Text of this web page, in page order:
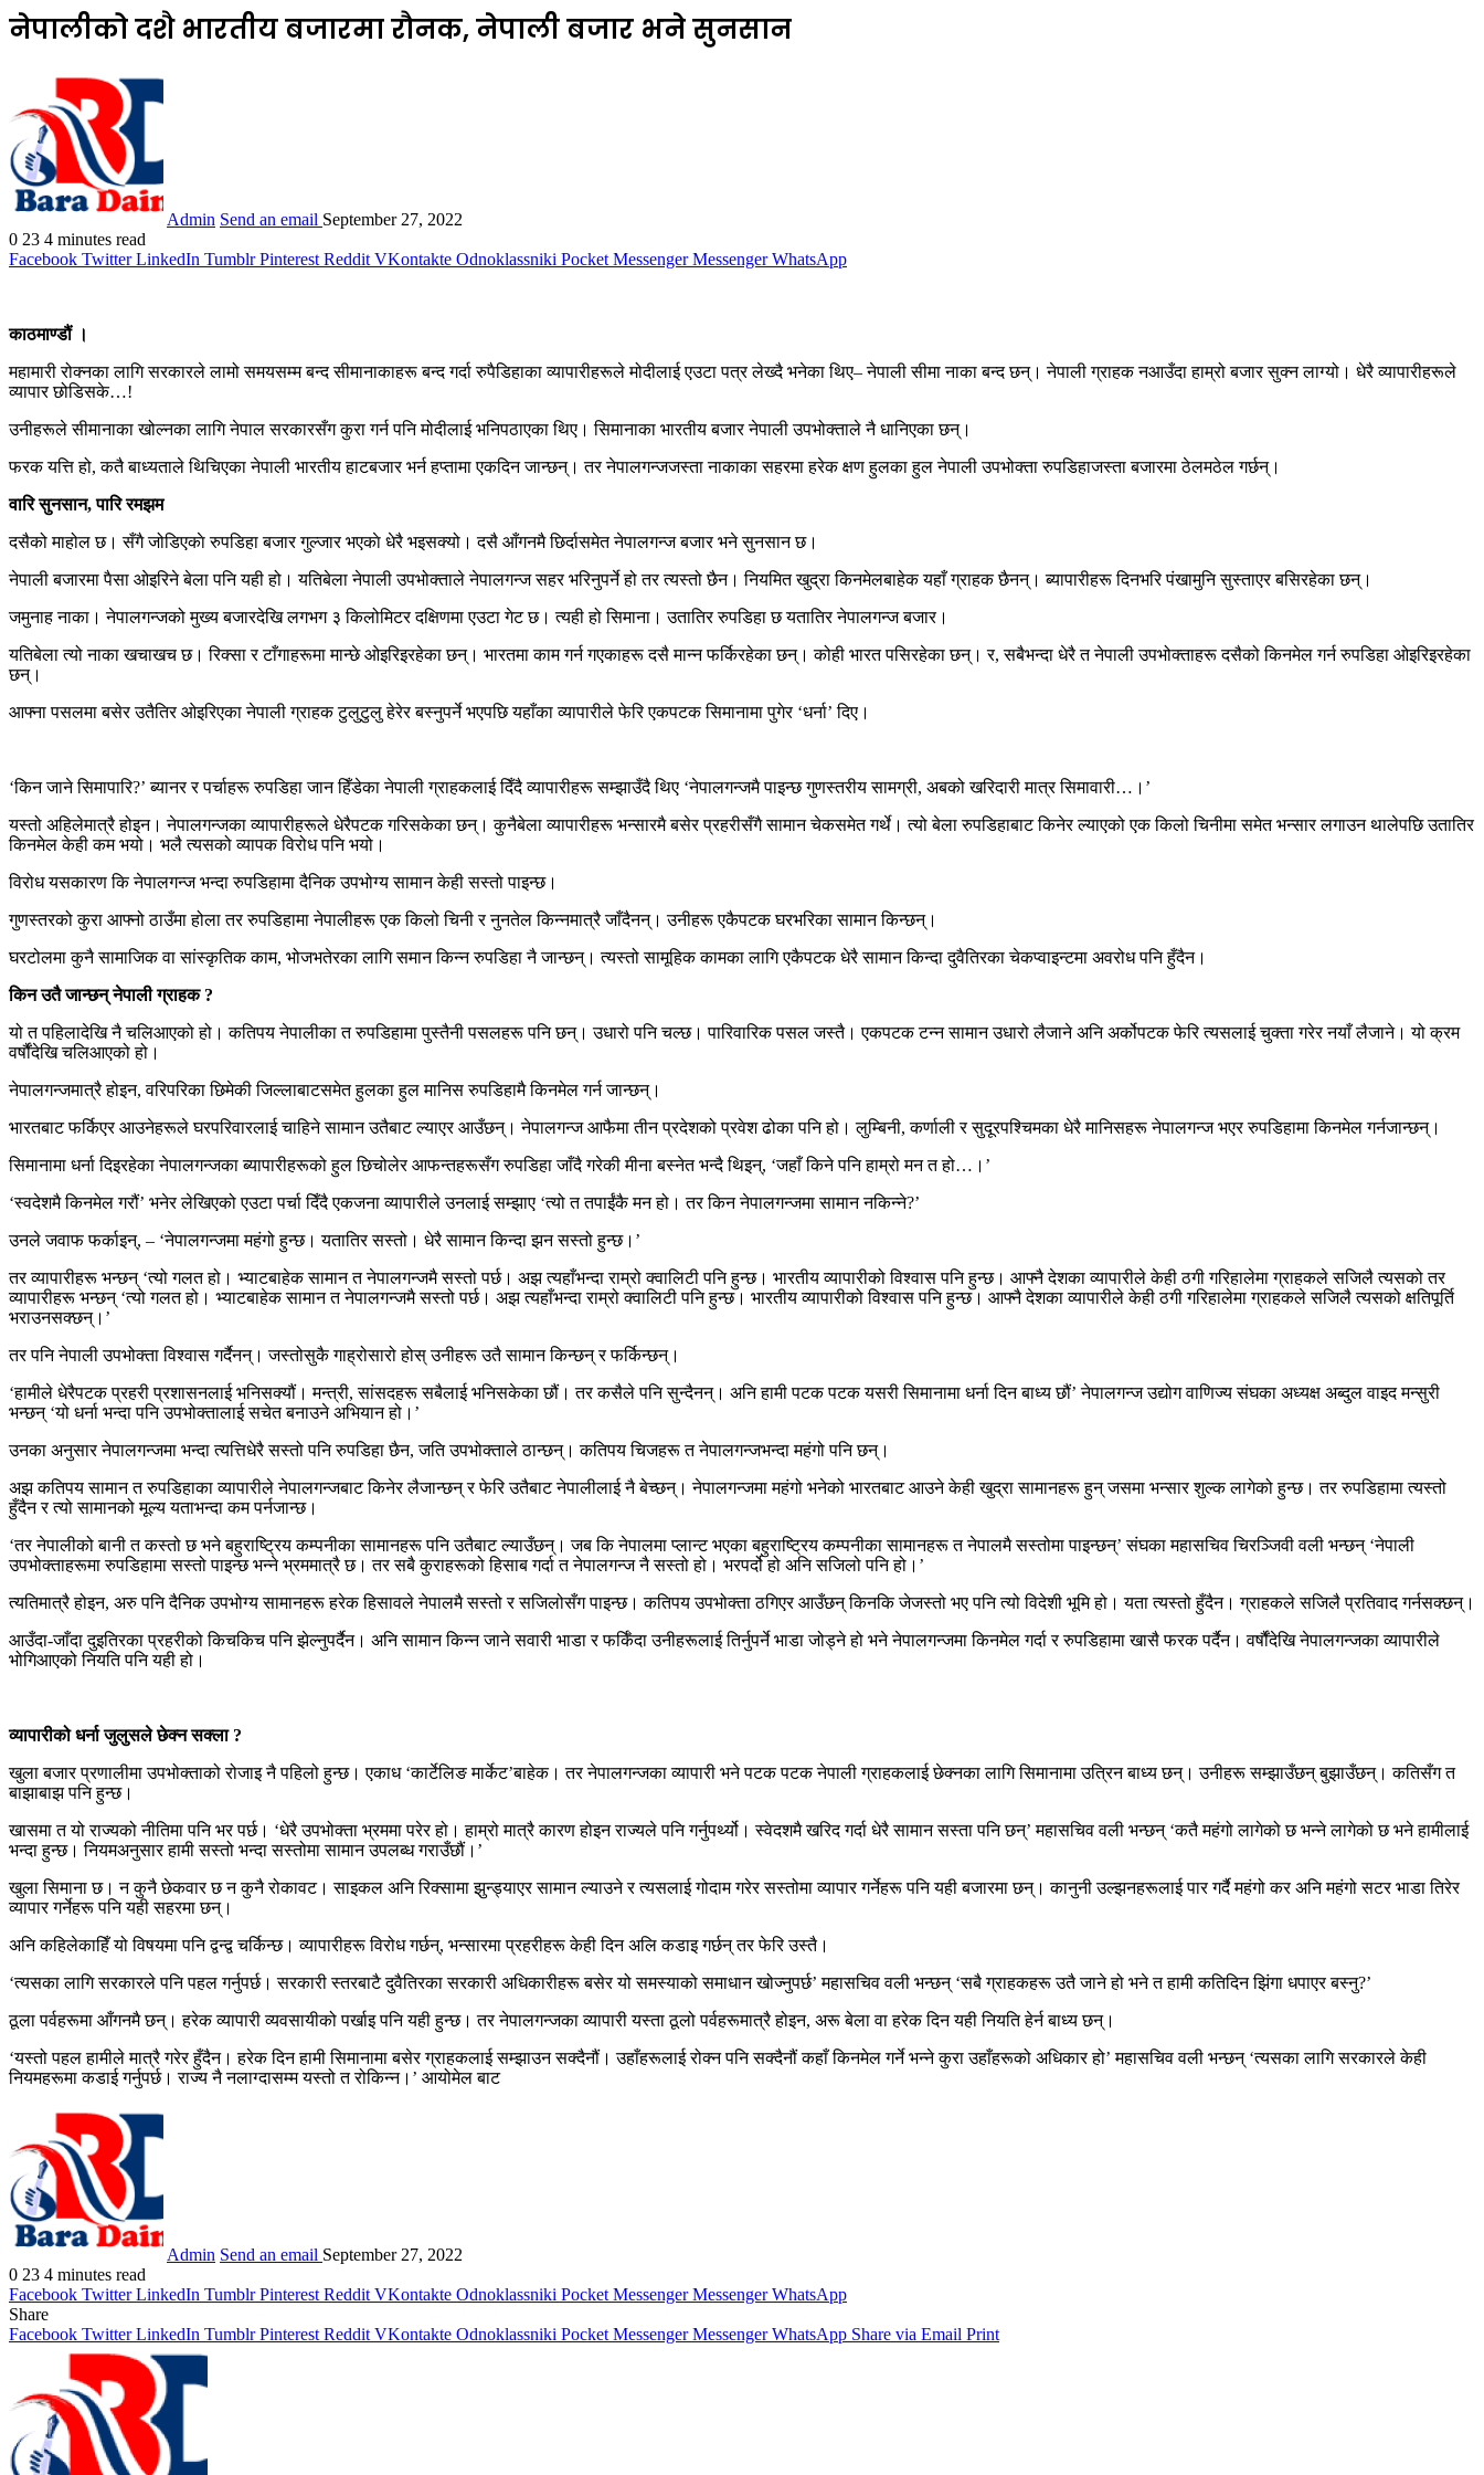
नेपालीको दशै भारतीय बजारमा रौनक, नेपाली बजार भने सुनसान
Admin Send an email September 27, 2022
0 23 4 minutes read
Facebook Twitter LinkedIn Tumblr Pinterest Reddit VKontakte Odnoklassniki Pocket Messenger Messenger WhatsApp
काठमाण्डौं ।
महामारी रोक्नका लागि सरकारले लामो समयसम्म बन्द सीमानाकाहरू बन्द गर्दा रुपैडिहाका व्यापारीहरूले मोदीलाई एउटा पत्र लेख्दै भनेका थिए– नेपाली सीमा नाका बन्द छन्। नेपाली ग्राहक नआउँदा हाम्रो बजार सुक्न लाग्यो। धेरै व्यापारीहरूले
व्यापार छोडिसके…!
उनीहरूले सीमानाका खोल्नका लागि नेपाल सरकारसँग कुरा गर्न पनि मोदीलाई भनिपठाएका थिए। सिमानाका भारतीय बजार नेपाली उपभोक्ताले नै धानिएका छन्।
फरक यत्ति हो, कतै बाध्यताले थिचिएका नेपाली भारतीय हाटबजार भर्न हप्तामा एकदिन जान्छन्। तर नेपालगन्जजस्ता नाकाका सहरमा हरेक क्षण हुलका हुल नेपाली उपभोक्ता रुपडिहाजस्ता बजारमा ठेलमठेल गर्छन्।
वारि सुनसान, पारि रमझम
दसैको माहोल छ। सँगै जोडिएकाे रुपडिहा बजार गुल्जार भएकाे धेरै भइसक्यो। दसै आँगनमै छिर्दासमेत नेपालगन्ज बजार भने सुनसान छ।
नेपाली बजारमा पैसा ओइरिने बेला पनि यही हो। यतिबेला नेपाली उपभोक्ताले नेपालगन्ज सहर भरिनुपर्ने हो तर त्यस्तो छैन। नियमित खुद्रा किनमेलबाहेक यहाँ ग्राहक छैनन्। ब्यापारीहरू दिनभरि पंखामुनि सुस्ताएर बसिरहेका छन्।
जमुनाह नाका। नेपालगन्जको मुख्य बजारदेखि लगभग ३ किलोमिटर दक्षिणमा एउटा गेट छ। त्यही हो सिमाना। उतातिर रुपडिहा छ यतातिर नेपालगन्ज बजार।
यतिबेला त्यो नाका खचाखच छ। रिक्सा र टाँगाहरूमा मान्छे ओइरिइरहेका छन्। भारतमा काम गर्न गएकाहरू दसै मान्न फर्किरहेका छन्। कोही भारत पसिरहेका छन्। र, सबैभन्दा धेरै त नेपाली उपभोक्ताहरू दसैको किनमेल गर्न रुपडिहा ओइरिइरहेका
छन्।
आफ्ना पसलमा बसेर उतैतिर ओइरिएका नेपाली ग्राहक टुलुटुलु हेरेर बस्नुपर्ने भएपछि यहाँका व्यापारीले फेरि एकपटक सिमानामा पुगेर ‘धर्ना’ दिए।
‘किन जाने सिमापारि?’ ब्यानर र पर्चाहरू रुपडिहा जान हिँडेका नेपाली ग्राहकलाई दिँदै व्यापारीहरू सम्झाउँदै थिए ‘नेपालगन्जमै पाइन्छ गुणस्तरीय सामग्री, अबको खरिदारी मात्र सिमावारी…।’
यस्तो अहिलेमात्रै होइन। नेपालगन्जका व्यापारीहरूले धेरैपटक गरिसकेका छन्। कुनैबेला व्यापारीहरू भन्सारमै बसेर प्रहरीसँगै सामान चेकसमेत गर्थे। त्यो बेला रुपडिहाबाट किनेर ल्याएको एक किलो चिनीमा समेत भन्सार लगाउन थालेपछि उतातिर
किनमेल केही कम भयो। भलै त्यसको व्यापक विरोध पनि भयो।
विरोध यसकारण कि नेपालगन्ज भन्दा रुपडिहामा दैनिक उपभोग्य सामान केही सस्तो पाइन्छ।
गुणस्तरको कुरा आफ्नो ठाउँमा होला तर रुपडिहामा नेपालीहरू एक किलो चिनी र नुनतेल किन्नमात्रै जाँदैनन्। उनीहरू एकैपटक घरभरिका सामान किन्छन्।
घरटोलमा कुनै सामाजिक वा सांस्कृतिक काम, भोजभतेरका लागि समान किन्न रुपडिहा नै जान्छन्। त्यस्तो सामूहिक कामका लागि एकैपटक धेरै सामान किन्दा दुवैतिरका चेकप्वाइन्टमा अवरोध पनि हुँदैन।
किन उतै जान्छन् नेपाली ग्राहक ?
यो त पहिलादेखि नै चलिआएको हो। कतिपय नेपालीका त रुपडिहामा पुस्तैनी पसलहरू पनि छन्। उधारो पनि चल्छ। पारिवारिक पसल जस्तै। एकपटक टन्न सामान उधारो लैजाने अनि अर्कोपटक फेरि त्यसलाई चुक्ता गरेर नयाँ लैजाने। यो क्रम
वर्षौंदेखि चलिआएको हो।
नेपालगन्जमात्रै होइन, वरिपरिका छिमेकी जिल्लाबाटसमेत हुलका हुल मानिस रुपडिहामै किनमेल गर्न जान्छन्।
भारतबाट फर्किएर आउनेहरूले घरपरिवारलाई चाहिने सामान उतैबाट ल्याएर आउँछन्। नेपालगन्ज आफैमा तीन प्रदेशको प्रवेश ढोका पनि हो। लुम्बिनी, कर्णाली र सुदूरपश्चिमका धेरै मानिसहरू नेपालगन्ज भएर रुपडिहामा किनमेल गर्नजान्छन्।
सिमानामा धर्ना दिइरहेका नेपालगन्जका ब्यापारीहरूको हुल छिचोलेर आफन्तहरूसँग रुपडिहा जाँदै गरेकी मीना बस्नेत भन्दै थिइन्, ‘जहाँ किने पनि हाम्रो मन त हो…।’
‘स्वदेशमै किनमेल गरौं’ भनेर लेखिएको एउटा पर्चा दिँदै एकजना व्यापारीले उनलाई सम्झाए ‘त्यो त तपाईंकै मन हो। तर किन नेपालगन्जमा सामान नकिन्ने?’
उनले जवाफ फर्काइन्, – ‘नेपालगन्जमा महंगो हुन्छ। यतातिर सस्तो। धेरै सामान किन्दा झन सस्तो हुन्छ।’
तर व्यापारीहरू भन्छन् ‘त्यो गलत हो। भ्याटबाहेक सामान त नेपालगन्जमै सस्तो पर्छ। अझ त्यहाँभन्दा राम्रो क्वालिटी पनि हुन्छ। भारतीय व्यापारीको विश्वास पनि हुन्छ। आफ्नै देशका व्यापारीले केही ठगी गरिहालेमा ग्राहकले सजिलै त्यसको तर
व्यापारीहरू भन्छन् ‘त्यो गलत हो। भ्याटबाहेक सामान त नेपालगन्जमै सस्तो पर्छ। अझ त्यहाँभन्दा राम्रो क्वालिटी पनि हुन्छ। भारतीय व्यापारीको विश्वास पनि हुन्छ। आफ्नै देशका व्यापारीले केही ठगी गरिहालेमा ग्राहकले सजिलै त्यसको क्षतिपूर्ति
भराउनसक्छन्।’
तर पनि नेपाली उपभोक्ता विश्वास गर्दैनन्। जस्तोसुकै गाह्रोसारो होस् उनीहरू उतै सामान किन्छन् र फर्किन्छन्।
‘हामीले धेरैपटक प्रहरी प्रशासनलाई भनिसक्यौं। मन्त्री, सांसदहरू सबैलाई भनिसकेका छौं। तर कसैले पनि सुन्दैनन्। अनि हामी पटक पटक यसरी सिमानामा धर्ना दिन बाध्य छौं’ नेपालगन्ज उद्योग वाणिज्य संघका अध्यक्ष अब्दुल वाइद मन्सुरी
भन्छन् ‘यो धर्ना भन्दा पनि उपभोक्तालाई सचेत बनाउने अभियान हो।’
उनका अनुसार नेपालगन्जमा भन्दा त्यत्तिधेरै सस्तो पनि रुपडिहा छैन, जति उपभोक्ताले ठान्छन्। कतिपय चिजहरू त नेपालगन्जभन्दा महंगो पनि छन्।
अझ कतिपय सामान त रुपडिहाका व्यापारीले नेपालगन्जबाट किनेर लैजान्छन् र फेरि उतैबाट नेपालीलाई नै बेच्छन्। नेपालगन्जमा महंगो भनेको भारतबाट आउने केही खुद्रा सामानहरू हुन् जसमा भन्सार शुल्क लागेको हुन्छ। तर रुपडिहामा त्यस्तो
हुँदैन र त्यो सामानको मूल्य यताभन्दा कम पर्नजान्छ।
‘तर नेपालीको बानी त कस्तो छ भने बहुराष्ट्रिय कम्पनीका सामानहरू पनि उतैबाट ल्याउँछन्। जब कि नेपालमा प्लान्ट भएका बहुराष्ट्रिय कम्पनीका सामानहरू त नेपालमै सस्तोमा पाइन्छन्’ संघका महासचिव चिरञ्जिवी वली भन्छन् ‘नेपाली
उपभोक्ताहरूमा रुपडिहामा सस्तो पाइन्छ भन्ने भ्रममात्रै छ। तर सबै कुराहरूको हिसाब गर्दा त नेपालगन्ज नै सस्तो हो। भरपर्दो हो अनि सजिलो पनि हो।’
त्यतिमात्रै होइन, अरु पनि दैनिक उपभोग्य सामानहरू हरेक हिसावले नेपालमै सस्तो र सजिलोसँग पाइन्छ। कतिपय उपभोक्ता ठगिएर आउँछन् किनकि जेजस्तो भए पनि त्यो विदेशी भूमि हो। यता त्यस्तो हुँदैन। ग्राहकले सजिलै प्रतिवाद गर्नसक्छन्।
आउँदा-जाँदा दुइतिरका प्रहरीको किचकिच पनि झेल्नुपर्दैन। अनि सामान किन्न जाने सवारी भाडा र फर्किँदा उनीहरूलाई तिर्नुपर्ने भाडा जोड्ने हो भने नेपालगन्जमा किनमेल गर्दा र रुपडिहामा खासै फरक पर्दैन। वर्षौंदेखि नेपालगन्जका व्यापारीले
भोगिआएको नियति पनि यही हो।
व्यापारीको धर्ना जुलुसले छेक्न सक्ला ?
खुला बजार प्रणालीमा उपभोक्ताको रोजाइ नै पहिलो हुन्छ। एकाध ‘कार्टेलिङ मार्केट’बाहेक। तर नेपालगन्जका व्यापारी भने पटक पटक नेपाली ग्राहकलाई छेक्नका लागि सिमानामा उत्रिन बाध्य छन्। उनीहरू सम्झाउँछन् बुझाउँछन्। कतिसँग त
बाझाबाझ पनि हुन्छ।
खासमा त यो राज्यको नीतिमा पनि भर पर्छ। ‘धेरै उपभोक्ता भ्रममा परेर हो। हाम्रो मात्रै कारण होइन राज्यले पनि गर्नुपर्थ्यो। स्वेदशमै खरिद गर्दा धेरै सामान सस्ता पनि छन्’ महासचिव वली भन्छन् ‘कतै महंगो लागेको छ भन्ने लागेको छ भने हामीलाई
भन्दा हुन्छ। नियमअनुसार हामी सस्तो भन्दा सस्तोमा सामान उपलब्ध गराउँछौं।’
खुला सिमाना छ। न कुनै छेकवार छ न कुनै रोकावट। साइकल अनि रिक्सामा झुन्ड्याएर सामान ल्याउने र त्यसलाई गोदाम गरेर सस्तोमा व्यापार गर्नेहरू पनि यही बजारमा छन्। कानुनी उल्झनहरूलाई पार गर्दै महंगो कर अनि महंगो सटर भाडा तिरेर
व्यापार गर्नेहरू पनि यही सहरमा छन्।
अनि कहिलेकाहिँ यो विषयमा पनि द्वन्द्व चर्किन्छ। व्यापारीहरू विरोध गर्छन्, भन्सारमा प्रहरीहरू केही दिन अलि कडाइ गर्छन् तर फेरि उस्तै।
‘त्यसका लागि सरकारले पनि पहल गर्नुपर्छ। सरकारी स्तरबाटै दुवैतिरका सरकारी अधिकारीहरू बसेर यो समस्याको समाधान खोज्नुपर्छ’ महासचिव वली भन्छन् ‘सबै ग्राहकहरू उतै जाने हो भने त हामी कतिदिन झिंगा धपाएर बस्नु?’
ठूला पर्वहरूमा आँगनमै छन्। हरेक व्यापारी व्यवसायीको पर्खाइ पनि यही हुन्छ। तर नेपालगन्जका व्यापारी यस्ता ठूलो पर्वहरूमात्रै होइन, अरू बेला वा हरेक दिन यही नियति हेर्न बाध्य छन्।
‘यस्तो पहल हामीले मात्रै गरेर हुँदैन। हरेक दिन हामी सिमानामा बसेर ग्राहकलाई सम्झाउन सक्दैनौं। उहाँहरूलाई रोक्न पनि सक्दैनौं कहाँ किनमेल गर्ने भन्ने कुरा उहाँहरूको अधिकार हो’ महासचिव वली भन्छन् ‘त्यसका लागि सरकारले केही
नियमहरूमा कडाई गर्नुपर्छ। राज्य नै नलाग्दासम्म यस्तो त रोकिन्न।’ आयोमेल बाट
Admin Send an email September 27, 2022
0 23 4 minutes read
Facebook Twitter LinkedIn Tumblr Pinterest Reddit VKontakte Odnoklassniki Pocket Messenger Messenger WhatsApp
Share
Facebook Twitter LinkedIn Tumblr Pinterest Reddit VKontakte Odnoklassniki Pocket Messenger Messenger WhatsApp Share via Email Print